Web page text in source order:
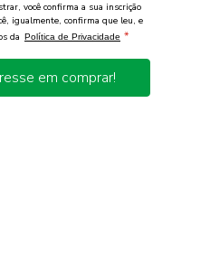
você confirma a sua inscrição
igualmente, confirma que leu, e
da Política de Privacidade *
em comprar!